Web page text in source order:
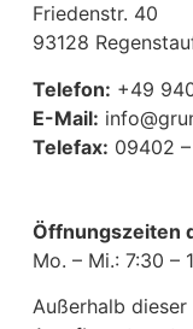
Friedenstr. 40
93128
Telefon: +49
E-Mail:
Telefax: 09402
Öffnungszeiten
Mo. – Mi.: 7:30 –
Außerhalb